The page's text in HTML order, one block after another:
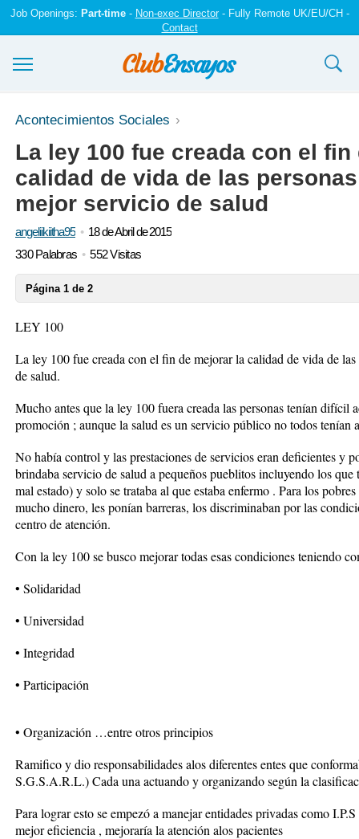
Job Openings: Part-time- Non-exec Director- Fully Remote UK/EU/CH -
Contact
Ensayos y trabajos
Registrarse
Iniciar sesión
Contáctenos
Acontecimientos Sociales
La ley 100 fue creada con el
calidad de vida de las
mejor servicio de salud
angeliikiitha95
18 de Abril de 2015
330 Palabras
552 Visitas
Página 1 de 2
LEY 100
La ley 100 fue creada con el fin de mejorar la calidad de vida de
de salud.
Mucho antes que la ley 100 fuera creada las personas tenían difícil
promoción ; aunque la salud es un servicio público no todos tenían
No había control y las prestaciones de servicios eran deficientes y
brindaba servicio de salud a pequeños pueblitos incluyendo los
mal estado) y solo se trataba al que estaba enfermo . Para los
mucho dinero, les ponían barreras, los discriminaban por las
centro de atención.
Con la ley 100 se busco mejorar todas esas condiciones teniendo
• Solidaridad
• Universidad
• Integridad
• Participación
• Organización …entre otros principios
Ramifico y dio responsabilidades alos diferentes entes que
S.G.S.A.R.L.) Cada una actuando y organizando según la
Para lograr esto se empezó a manejar entidades privadas como
mejor eficiencia , mejoraría la atención alos pacientes